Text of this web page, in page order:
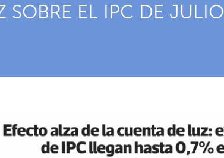
SOBRE EL IPC DE JULIO